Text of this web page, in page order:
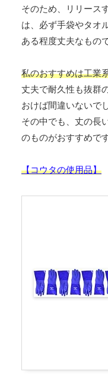
そのため、リリース
は、必ず手袋やタオ
ある程度丈夫なもの
私のおすすめは工業
丈夫で耐久性も抜群
おけば間違いないで
その中でも、丈の長
のものがおすすめです
【コウタの使用品】